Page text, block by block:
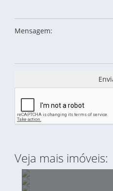
Mensagem:
Veja mais imóveis: